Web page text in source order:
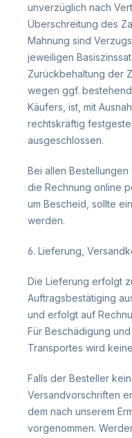
unverzüglich nach
Überschreitung des
Mahnung sind
jeweiligen
Zurückbehaltung der
wegen ggf.
Käufers, ist, mit
rechtskräftig
ausgeschlossen.
Bei allen
die Rechnung online
um Bescheid, sollte
werden.
6. Lieferung,
Die Lieferung erfolgt
Auftragsbestätiging
und erfolgt auf
Für Beschädigung
Transportes wird
Falls der Besteller
Versandvorschriften
dem nach unserem
vorgenommen.